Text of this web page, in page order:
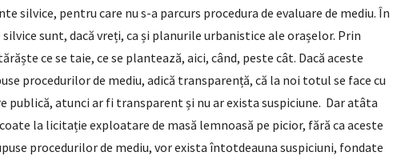
silvice, pentru care nu s-a parcurs procedura de evaluare de mediu. În
sunt, dacă vreți, ca și planurile urbanistice ale orașelor. Prin
ce se taie, ce se plantează, aici, când, peste cât. Dacă aceste
procedurilor de mediu, adică transparență, că la noi totul se face cu
publică, atunci ar fi transparent și nu ar exista suspiciune. Dar atâta
la licitație exploatare de masă lemnoasă pe picior, fără ca aceste
procedurilor de mediu, vor exista întotdeauna suspiciuni, fondate